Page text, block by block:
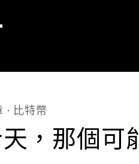
比特幣
，那個可